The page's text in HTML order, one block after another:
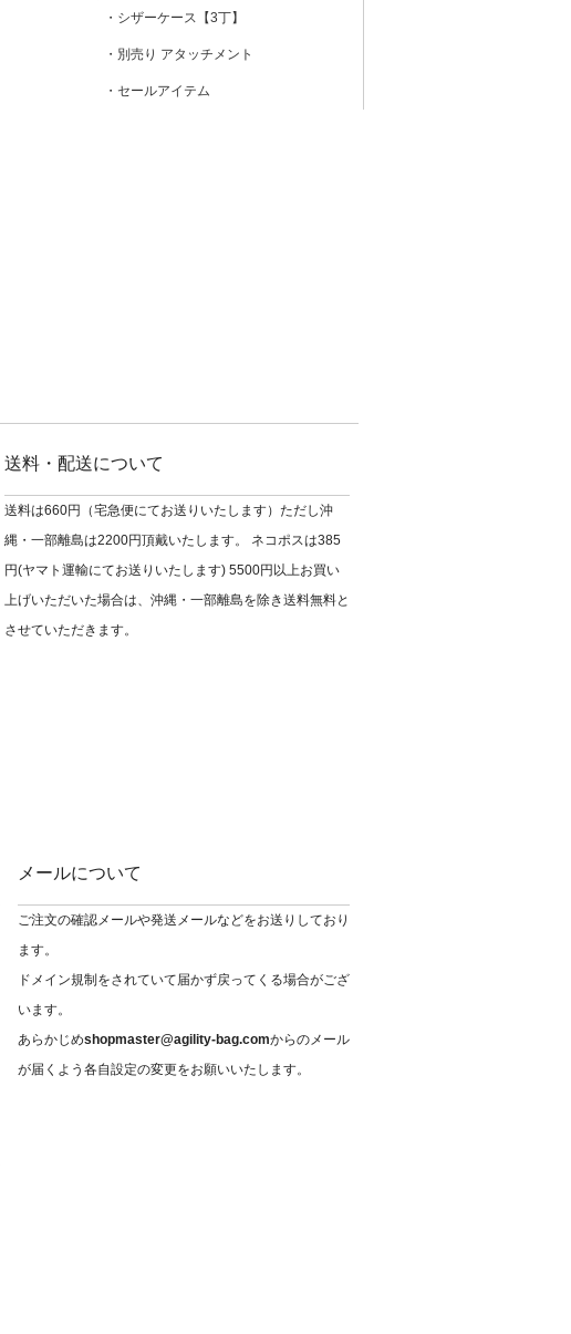
・シザーケース【3丁】
・別売り アタッチメント
・セールアイテム
送料・配送について
送料は660円（宅急便にてお送りいたします）ただし沖
縄・一部離島は2200円頂戴いたします。 ネコポスは385
円(ヤマト運輸にてお送りいたします) 5500円以上お買い
上げいただいた場合は、沖縄・一部離島を除き送料無料と
させていただきます。
メールについて
ご注文の確認メールや発送メールなどをお送りしており
ます。
ドメイン規制をされていて届かず戻ってくる場合がござ
います。
あらかじめshopmaster@agility-bag.comからのメール
が届くよう各自設定の変更をお願いいたします。